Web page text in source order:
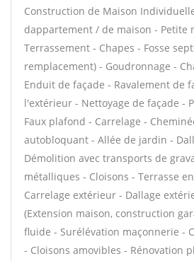
Construction de Maison
dappartement / de maison - Petite
Terrassement - Chapes - Fosse
remplacement) - Goudronnage -
Enduit de façade - Ravalement de
l'extérieur - Nettoyage de façade -
Faux plafond - Carrelage -
autobloquant - Allée de jardin -
Démolition avec transports de
métalliques - Cloisons - Terrasse
Carrelage extérieur - Dallage
(Extension maison, construction
fluide - Surélévation maçonnerie -
- Cloisons amovibles - Rénovation